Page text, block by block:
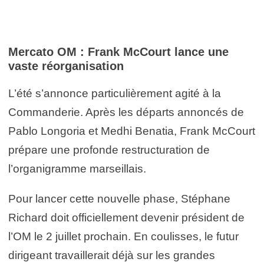
Mercato OM : Frank McCourt lance une
vaste réorganisation
L’été s’annonce particulièrement agité à la
Commanderie. Après les départs annoncés de
Pablo Longoria et Medhi Benatia, Frank McCourt
prépare une profonde restructuration de
l’organigramme marseillais.
Pour lancer cette nouvelle phase, Stéphane
Richard doit officiellement devenir président de
l’OM le 2 juillet prochain. En coulisses, le futur
dirigeant travaillerait déjà sur les grandes